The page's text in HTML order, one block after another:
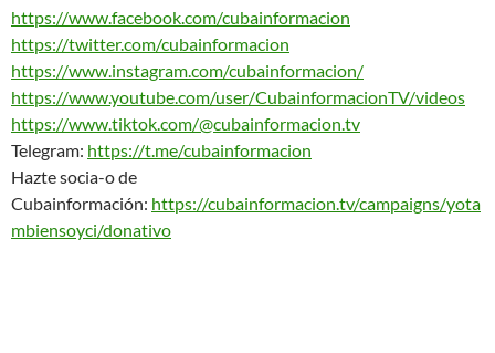
https://www.facebook.com/cubainformacion
https://twitter.com/cubainformacion
https://www.instagram.com/cubainformacion/
https://www.youtube.com/user/CubainformacionTV/videos
https://www.tiktok.com/@cubainformacion.tv
Telegram: https://t.me/cubainformacion
Hazte socia-o de
Cubainformación: https://cubainformacion.tv/campaigns/yota
mbiensoyci/donativo